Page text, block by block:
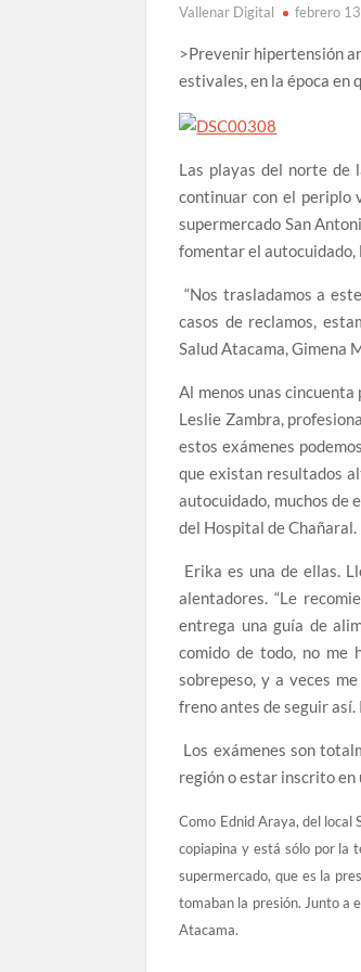
Vallenar Digital febrero
>Prevenir hipertensión
estivales, en la época en
Las playas del norte de
continuar con el periplo
supermercado San
fomentar el autocuidado,
“Nos trasladamos a
casos de reclamos,
Salud Atacama, Gimena
Al menos unas
Leslie Zambra,
estos exámenes
que existan resultados
autocuidado, muchos de
del Hospital de Chañaral.
Erika es una de ellas.
alentadores. “Le
entrega una guía de
comido de todo, no me
sobrepeso, y a veces
freno antes de seguir así.
Los exámenes son
región o estar inscrito en
Como Ednid Araya, del local
copiapina y está sólo por la
supermercado, que es la
tomaban la presión. Junto a
Atacama.